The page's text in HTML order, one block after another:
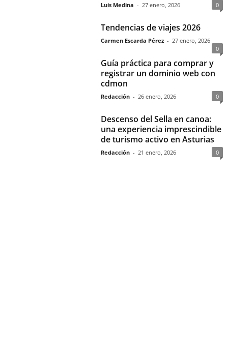
Luis Medina - 27 enero, 2026 0
Tendencias de viajes 2026
Carmen Escarda Pérez - 27 enero, 2026
0
Guía práctica para comprar y
registrar un dominio web con
cdmon
Redacción - 26 enero, 2026 0
Descenso del Sella en canoa:
una experiencia imprescindible
de turismo activo en Asturias
Redacción - 21 enero, 2026 0